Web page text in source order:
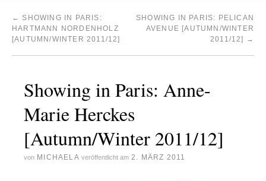
← SHOWING IN PARIS:
HARTMANN NORDENHOLZ
[AUTUMN/WINTER 2011/12]
SHOWING IN PARIS: PELICAN
AVENUE [AUTUMN/WINTER
2011/12]
→
Showing in Paris: Anne-
Marie Herckes
[Autumn/Winter 2011/12]
von MICHAELA veröffentlicht am 2. MÄRZ 2011